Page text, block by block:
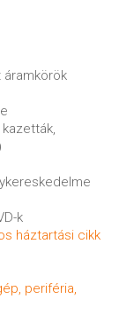
áramkörök
k
háztartási cikk
periféria,